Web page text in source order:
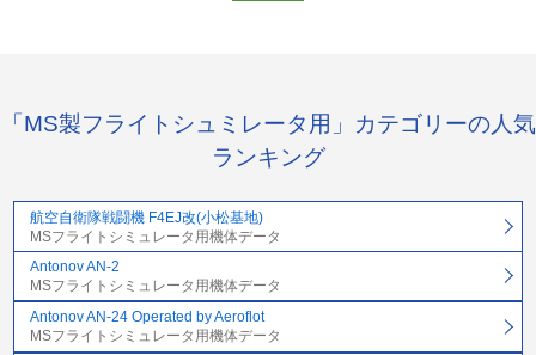
「MS製フライトシュミレータ用」カテゴリーの人気
ランキング
航空自衛隊戦闘機 F4EJ改(小松基地)
MSフライトシミュレータ用機体データ
Antonov AN-2
MSフライトシミュレータ用機体データ
Antonov AN-24 Operated by Aeroflot
MSフライトシミュレータ用機体データ